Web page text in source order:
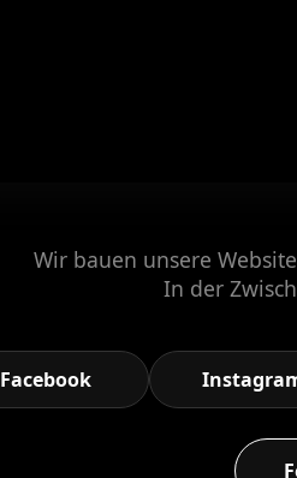
Wir bauen unsere
In der
Facebook